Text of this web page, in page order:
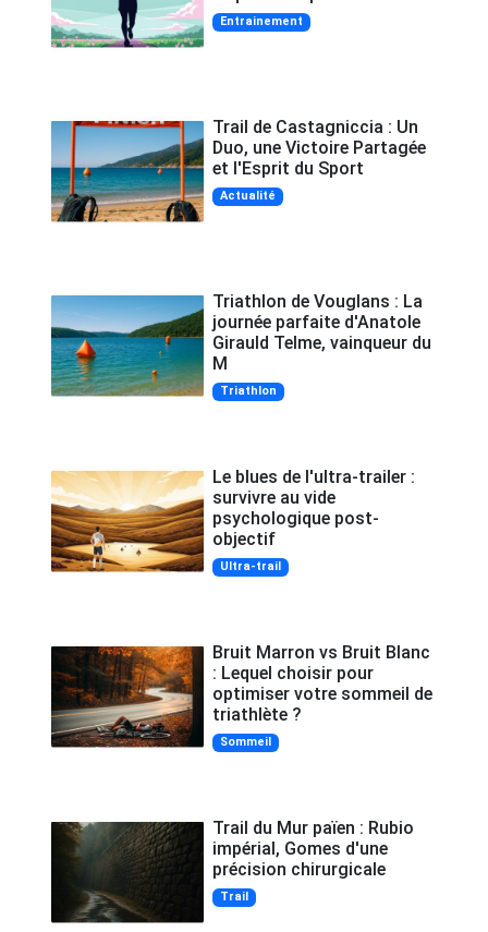
Entrainement
Trail de Castagniccia : Un
Duo, une Victoire Partagée
et l'Esprit du Sport
Actualité
Triathlon de Vouglans : La
journée parfaite d'Anatole
Girauld Telme, vainqueur du
M
Triathlon
Le blues de l'ultra-trailer :
survivre au vide
psychologique post-
objectif
Ultra-trail
Bruit Marron vs Bruit Blanc
: Lequel choisir pour
optimiser votre sommeil de
triathlète ?
Sommeil
Trail du Mur païen : Rubio
impérial, Gomes d'une
précision chirurgicale
Trail